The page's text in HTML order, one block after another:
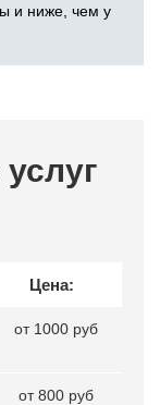
и ниже, чем у
Цена:
от 1000 руб
от 800 руб